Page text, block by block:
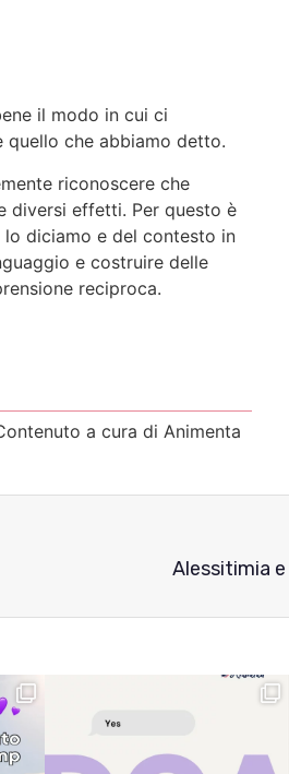
il modo in cui ci
quello che abbiamo detto.
riconoscere che
diversi effetti. Per questo è
diciamo e del contesto in
e costruire delle
reciproca.
a cura di Animenta
Alessitimia